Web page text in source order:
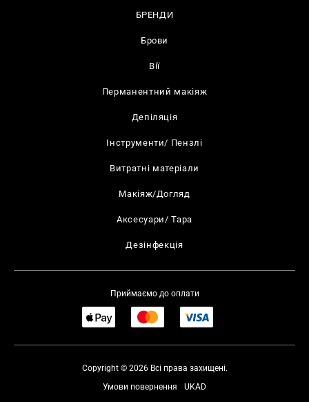
БРЕНДИ
Брови
Вії
Перманентний макіяж
Депіляція
Інструменти/ Пензлі
Витратні матеріали
Макіяж/Догляд
Аксесуари/ Тара
Дезінфекція
Приймаємо до оплати
Copyright © 2026 Всі права захищені.
UKAD
Умови повернення